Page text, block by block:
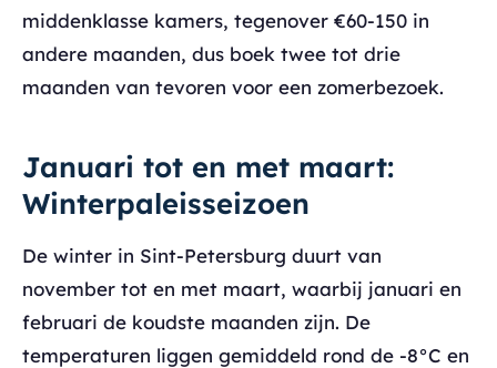
middenklasse kamers, tegenover €60-150 in
andere maanden, dus boek twee tot drie
maanden van tevoren voor een zomerbezoek.
Januari tot en met maart:
Winterpaleisseizoen
De winter in Sint-Petersburg duurt van
november tot en met maart, waarbij januari en
februari de koudste maanden zijn. De
temperaturen liggen gemiddeld rond de -8°C en